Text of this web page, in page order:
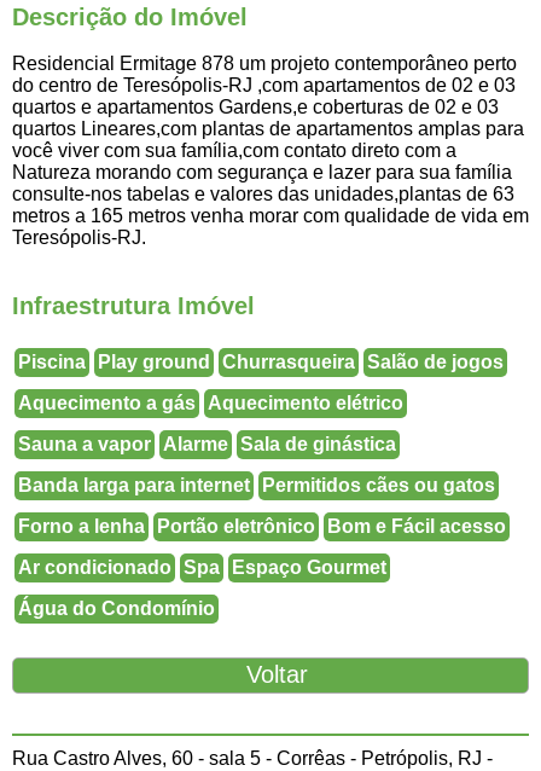
Descrição do Imóvel
Residencial Ermitage 878 um projeto contemporâneo perto
do centro de Teresópolis-RJ ,com apartamentos de 02 e 03
quartos e apartamentos Gardens,e coberturas de 02 e 03
quartos Lineares,com plantas de apartamentos amplas para
você viver com sua família,com contato direto com a
Natureza morando com segurança e lazer para sua família
consulte-nos tabelas e valores das unidades,plantas de 63
metros a 165 metros venha morar com qualidade de vida em
Teresópolis-RJ.
Infraestrutura Imóvel
Piscina Play ground Churrasqueira Salão de jogos
Aquecimento a gás
Aquecimento elétrico
Sauna a vapor
Alarme Sala de ginástica
Banda larga para internet
Permitidos cães ou gatos
Forno a lenha
Portão eletrônico
Bom e Fácil acesso
Ar condicionado Spa
Espaço Gourmet
Água do Condomínio
Rua Castro Alves, 60 - sala 5 - Corrêas - Petrópolis, RJ -